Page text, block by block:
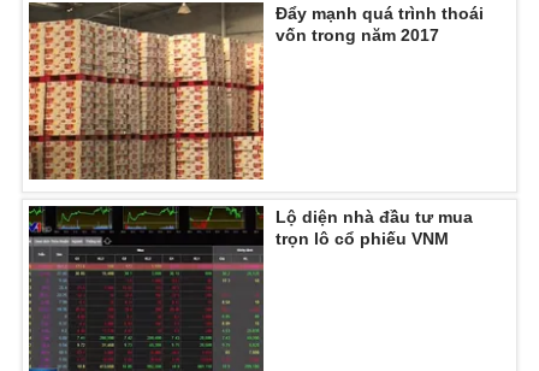
Theo dõi báo trên
Cơ quan chủ quản:Đài Truyền hình Việt Nam
Cơ quan báo chí:Thời báo VTV
Giấy phép hoạt động báo in và báo điện tử số 483/GP-BTTTT
cấp ngày 29/12/2023
Tổng Biên tập:Vũ Thanh Thủy
Phó Tổng Biên tập:Nguyễn Thị Mỹ Hạnh, Phạm Quốc Thắng,
Nguyễn Trọng Ninh
Tổng đài VTV: 024.38 355 931 - 024.38 355 932
Đẩy mạnh quá trình thoái
vốn trong năm 2017
Lộ diện nhà đầu tư mua
trọn lô cổ phiếu VNM